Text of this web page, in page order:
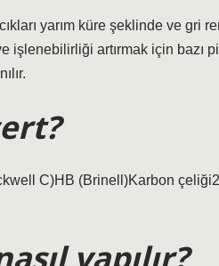
yarım küre şeklinde ve gri
artırmak için bazı
C)HB (Brinell)Karbon
yapılır?